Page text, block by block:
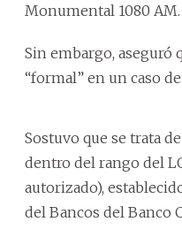
Monumental 1080 AM.
Sin embargo, aseguró
“formal” en un caso
Sostuvo que se trata
dentro del rango del
autorizado),
del Bancos del Banco